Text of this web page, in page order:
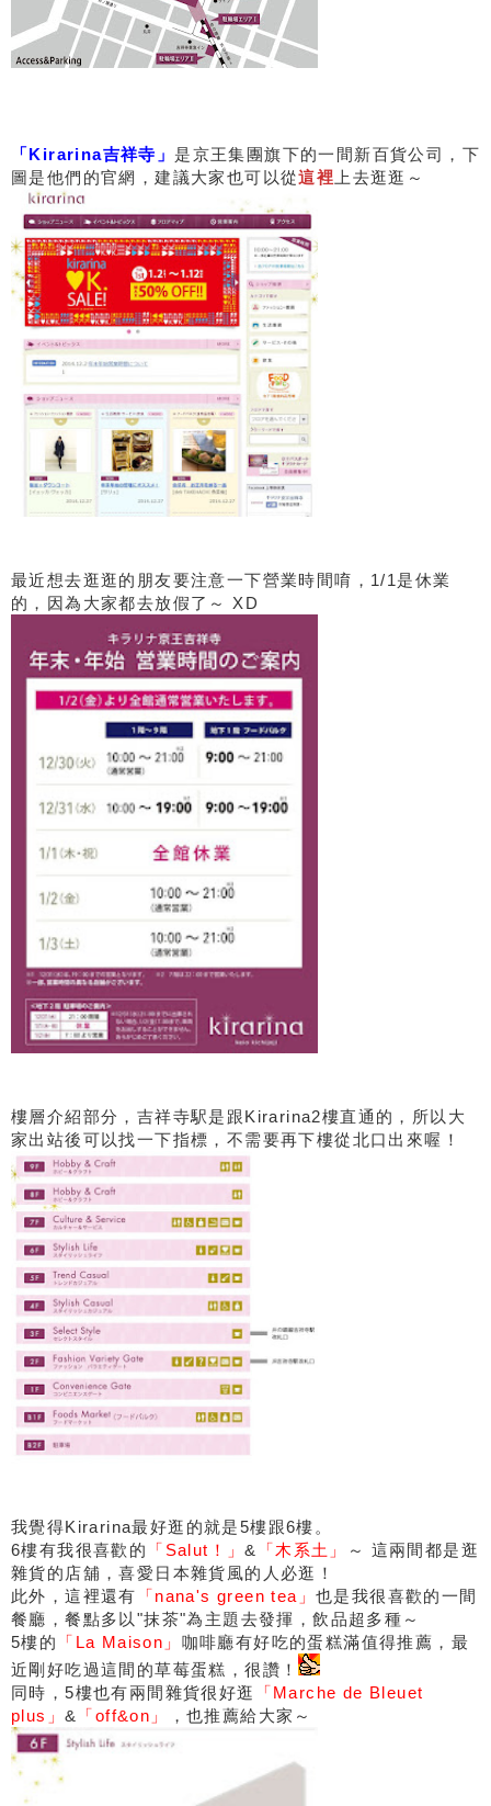
「Kirarina吉祥寺」 是京王集團旗下的一間新百貨公司，下
圖是他們的官網，建議大家也可以從這裡 上去逛逛～
最近想去逛逛的朋友要注意一下營業時間唷，1/1是休業
的，因為大家都去放假了～ XD
樓層介紹部分，吉祥寺駅是跟Kirarina2樓直通的，所以大
家出站後可以找一下指標，不需要再下樓從北口出來喔！
我覺得Kirarina最好逛的就是5樓跟6樓。
6樓有我很喜歡的
「Salut！」& 「木系土」
～ 這兩間都是逛
雜貨的店舖，喜愛日本雜貨風的人必逛！
此外，這裡還有
「nana's green tea」也是我很喜歡的一間
餐廳，餐點多以"抹茶"為主題去發揮，飲品超多種～
5樓的
「La Maison」 咖啡廳有好吃的蛋糕滿值得推薦，最
近剛好吃過這間的草莓蛋糕，很讚！
同時，5樓也有兩間雜貨很好逛
「Marche de Bleuet
plus」 & 「off&on」 ，也推薦給大家～